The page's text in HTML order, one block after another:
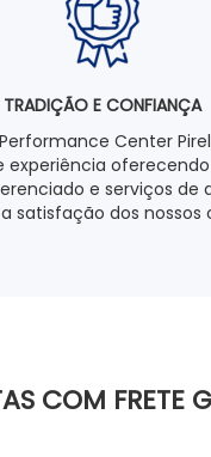
TRADIÇÃO E CONFIANÇA
Center
experiência
e serviços de
satisfação dos nossos
COM FRETE